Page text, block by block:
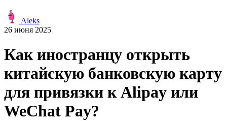
Aleks
26 июня 2025
Как иностранцу открыть
китайскую банковскую карту
для привязки к Alipay или
WeChat Pay?